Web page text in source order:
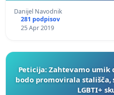
Danijel Navodnik
281 podpisov
25 Apr 2019
Peticija: Zahtevamo umik
bodo promovirala
LGBTI+